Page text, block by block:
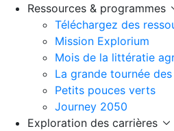
Ressources & programmes
Téléchargez des
Mission Explorium
Mois de la littératie
La grande tournée
Petits pouces verts
Journey 2050
Exploration des carrières